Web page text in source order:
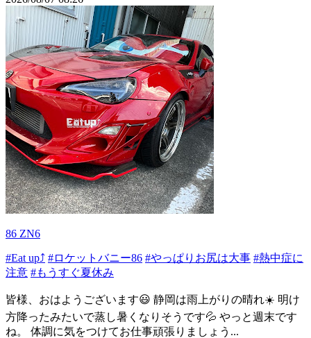
86 ZN6
#Eat up⤴ #ロケットバニー86 #やっぱりお尻は大事 #熱中症に
注意 #もうすぐ夏休み
皆様、おはようございます😃 静岡は雨上がりの晴れ☀️ 明け
方降ったみたいで蒸し暑くなりそうです💦 やっと週末です
ね。 体調に気をつけてお仕事頑張りましょう...